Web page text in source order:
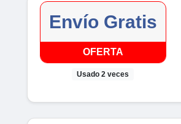
Envío Gratis
OFERTA
Usado 2 veces